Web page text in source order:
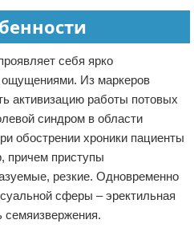
себя ярко
Из маркеров
активизацию работы потовых
синдром в области
обострении хроники пациенты
причем приступы
резкие. Одновременно
сферы – эректильная
семяизвержения.